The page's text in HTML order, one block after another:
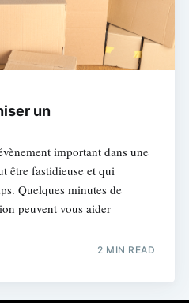
un
important dans une
être fastidieuse et qui
Quelques minutes de
peuvent vous aider
2 MIN READ